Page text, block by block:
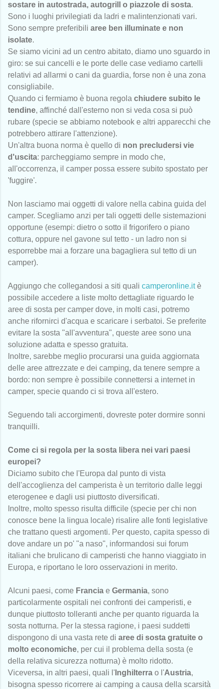
sostare in autostrada, autogrill o piazzole di sosta.
Sono i luoghi privilegiati da ladri e malintenzionati vari.
Sono sempre preferibili aree ben illuminate e non
isolate.
Se siamo vicini ad un centro abitato, diamo uno sguardo in
giro: se sui cancelli e le porte delle case vediamo cartelli
relativi ad allarmi o cani da guardia, forse non è una zona
consigliabile.
Quando ci fermiamo è buona regola chiudere subito le
tendine, affinché dall'esterno non si veda cosa si può
rubare (specie se abbiamo notebook e altri apparecchi che
potrebbero attirare l'attenzione).
Un'altra buona norma è quello di non precludersi vie
d'uscita: parcheggiamo sempre in modo che,
all'occorrenza, il camper possa essere subito spostato per
'fuggire'.
Non lasciamo mai oggetti di valore nella cabina guida del
camper. Scegliamo anzi per tali oggetti delle sistemazioni
opportune (esempi: dietro o sotto il frigorifero o piano
cottura, oppure nel gavone sul tetto - un ladro non si
esporrebbe mai a forzare una bagagliera sul tetto di un
camper).
Aggiungo che collegandosi a siti quali camperonline.itè
possibile accedere a liste molto dettagliate riguardo le
aree di sosta per camper dove, in molti casi, potremo
anche rifornirci d'acqua e scaricare i serbatoi. Se preferite
evitare la sosta "all'avventura", queste aree sono una
soluzione adatta e spesso gratuita.
Inoltre, sarebbe meglio procurarsi una guida aggiornata
delle aree attrezzate e dei camping, da tenere sempre a
bordo: non sempre è possibile connettersi a internet in
camper, specie quando ci si trova all'estero.
Seguendo tali accorgimenti, dovreste poter dormire sonni
tranquilli.
Come ci si regola per la sosta libera nei vari paesi
europei?
Diciamo subito che l'Europa dal punto di vista
dell'accoglienza del camperista è un territorio dalle leggi
eterogenee e dagli usi piuttosto diversificati.
Inoltre, molto spesso risulta difficile (specie per chi non
conosce bene la lingua locale) risalire alle fonti legislative
che trattano questi argomenti. Per questo, capita spesso di
dove andare un po' "a naso", informandosi sui forum
italiani che brulicano di camperisti che hanno viaggiato in
Europa, e riportano le loro osservazioni in merito.
Alcuni paesi, come Francia e Germania, sono
particolarmente ospitali nei confronti dei camperisti, e
dunque piuttosto tolleranti anche per quanto riguarda la
sosta notturna. Per la stessa ragione, i paesi suddetti
dispongono di una vasta rete di aree di sosta gratuite o
molto economiche, per cui il problema della sosta (e
della relativa sicurezza notturna) è molto ridotto.
Viceversa, in altri paesi, quali l' Inghilterra o l'Austria,
bisogna spesso ricorrere ai camping a causa della scarsità